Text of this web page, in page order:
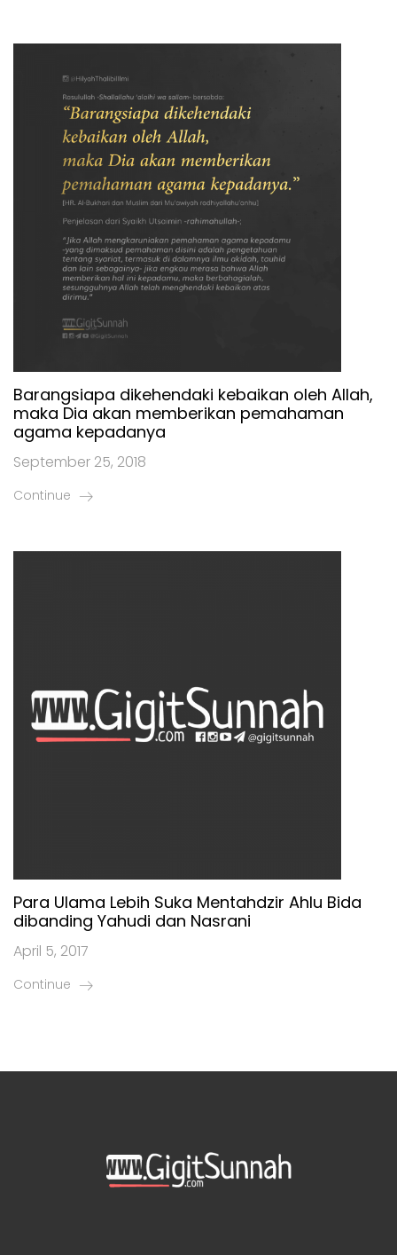
Barangsiapa dikehendaki kebaikan oleh Allah,
maka Dia akan memberikan pemahaman
agama kepadanya
September 25, 2018
Continue
Para Ulama Lebih Suka Mentahdzir Ahlu Bida
dibanding Yahudi dan Nasrani
April 5, 2017
Continue